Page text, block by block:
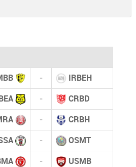
- IRBEH
- CRBD
- CRBH
- OSMT
- USMB